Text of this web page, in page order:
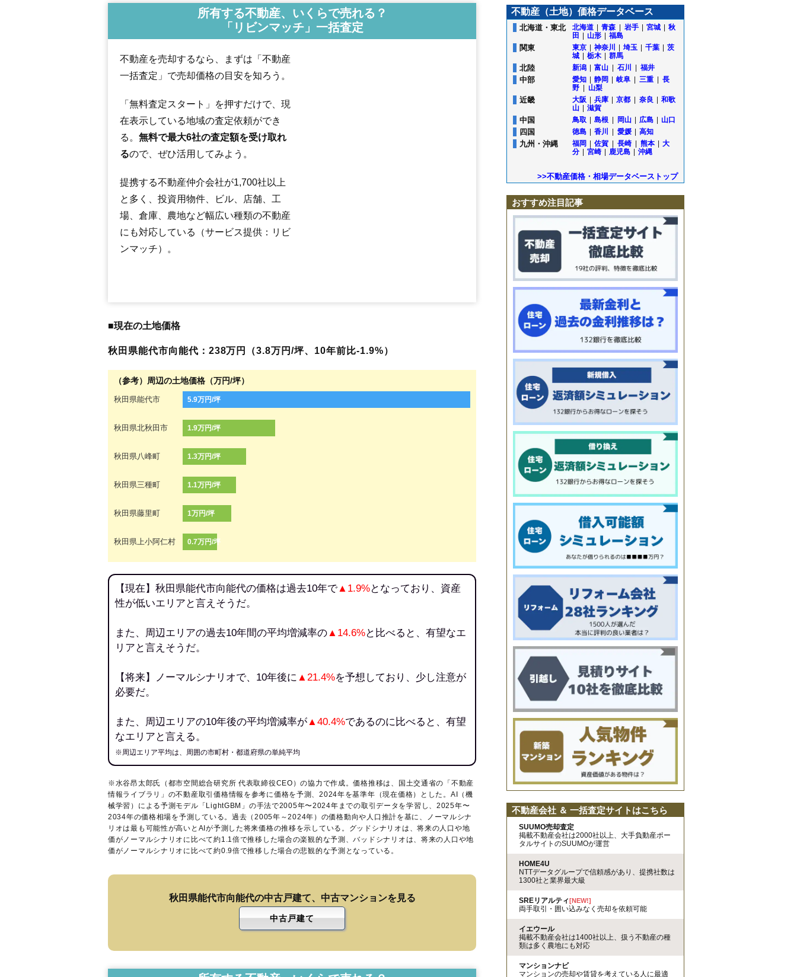
所有する不動産、いくらで売れる？
「リビンマッチ」一括査定
不動産を売却するなら、まずは「不動産
一括査定」で売却価格の目安を知ろう。
「無料査定スタート」を押すだけで、現
在表示している地域の査定依頼ができ
る。 無料で最大6社の査定額を受け取れ
るので、ぜひ活用してみよう。
提携する不動産仲介会社が1,700社以上
と多く、投資用物件、ビル、店舗、工
場、倉庫、農地など幅広い種類の不動産
にも対応している（サービス提供：リビ
ンマッチ）。
■現在の土地価格
秋田県能代市向能代：238万円（3.8万円/坪、10年前比-1.9%）
（参考）周辺の土地価格（万円/坪）
秋田県能代市 5.9万円/坪
秋田県北秋田市 1.9万円/坪
秋田県八峰町 1.3万円/坪
秋田県三種町 1.1万円/坪
秋田県藤里町 1万円/坪
秋田県上小阿仁村 0.7万円/坪
【現在】秋田県能代市向能代の価格は過去10年で▲1.9%となっており、資産
性が低いエリアと言えそうだ。
また、周辺エリアの過去10年間の平均増減率の▲14.6%と比べると、有望なエ
リアと言えそうだ。
【将来】ノーマルシナリオで、10年後に ▲21.4%を予想しており、少し注意が
必要だ。
また、周辺エリアの10年後の平均増減率が▲40.4%であるのに比べると、有望
なエリアと言える。
※周辺エリア平均は、周囲の市町村・都道府県の単純平均
※水谷昂太郎氏（都市空間総合研究所 代表取締役CEO）の協力で作成。価格推移は、国土交通省の「 不動産
情報ライブラリ 」の不動産取引価格情報を参考に価格を予測、2024年を基準年（現在価格）とした。AI（機
械学習）による予測モデル「LightGBM」の手法で2005年〜2024年までの取引データを学習し、2025年〜
2034年の価格相場を予測している。過去（2005年～2024年）の価格動向や人口推計を基に、ノーマルシナ
リオは最も可能性が高いとAIが予測した将来価格の推移を示している。グッドシナリオは、将来の人口や地
価がノーマルシナリオに比べて約1.1倍で推移した場合の楽観的な予測、バッドシナリオは、将来の人口や地
価がノーマルシナリオに比べて約0.9倍で推移した場合の悲観的な予測となっている。
秋田県能代市向能代の中古戸建て、中古マンションを見る
中古戸建て
御指南町
通町
西通町
緑町
向能代明治町
東能代駅
不動産（土地）価格データベース
北海道・東北 北海道 青森 岩手 宮城
秋
田
山形 福島
関東 東京 神奈川 埼玉 千葉
茨
城
栃木 群馬
北陸 新潟 富山 石川 福井
中部 愛知 静岡 岐阜 三重
長
野
山梨
近畿 大阪 兵庫 京都 奈良
和歌
山
滋賀
中国 鳥取 島根 岡山 広島 山口
四国 徳島 香川 愛媛 高知
九州・沖縄 福岡 佐賀 長崎 熊本
大
分
宮崎 鹿児島 沖縄
>>不動産価格・相場データベーストップ
おすすめ注目記事
不動産会社 ＆ 一括査定サイトはこちら
SUUMO売却査定
掲載不動産会社は2000社以上、大手負動産ポー
タルサイトのSUUMOが運営
HOME4U
NTTデータグループで信頼感があり、提携社数は
1300社と業界最大級
SREリアルティ[NEW!]
両手取引・囲い込みなく売却を依頼可能
イエウール
掲載不動産会社は1400社以上、扱う不動産の種
類は多く農地にも対応
マンションナビ
マンションの売却や賃貸を考えている人に最適